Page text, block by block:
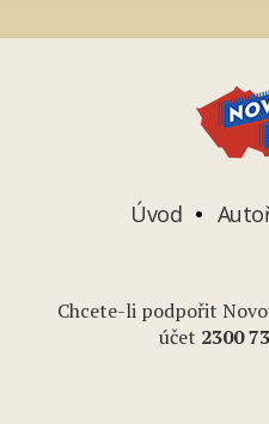
Úvod
Chcete-li podpořit
účet 2300